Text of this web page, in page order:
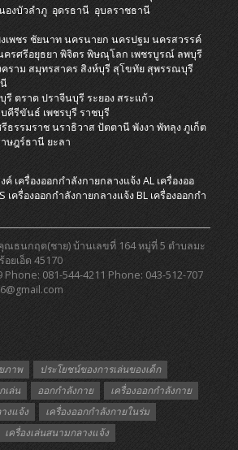
องบัวลำภู อุดรธานี อุบลราชธานี
เพชร ชัยนาทนครนายก นครปฐม นครสวรรค์
ครศรีอยุธยา พิจิตรพิษณุโลก เพชรบูรณ์ ลพบุรี
ราม สมุทรสาครสิงห์บุรี สุโขทัยสุพรรณบุรี
รี ตราดปราจีนบุรีระยองสระแก้ว
บคีรีขันธ์ เพชรบุรีราชบุรี
ธรรมราชนราธิวาสปัตตานีพังงา พัทลุงภูเก็ต
ษฎร์ธานี ยะลา
ค์ เครื่องออกกําลังกายกลางแจ้ง AL เครื่องออ
เครื่องออกกําลังกายกลางแจ้ง BL เครื่องออกกํา
ณธนกฤต(ชาย) บ้านเลขที่ 164 หมู่ที่ 5 ตำบลมะ
ยเอ็ด 45170
Phone: 081-544-4211 Phone: 043-512-707
ภาพ
ประโยชน์ของการเล่นของเด็ก
เล่น ออกกำลังกาย
เครื่องออกกำลังกาย
งแจ้ง
เครื่องออกกำลังกายในร่ม
เครื่องเล่นสนามกลางแจ้ง